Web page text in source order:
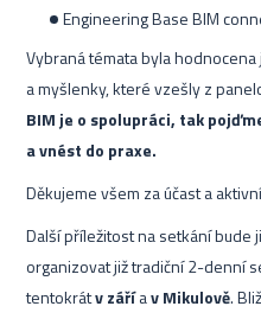
Engineering Base BIM
Vybraná témata byla
a myšlenky, které vzešly z
BIM je o spolupráci, tak
a vnést do praxe.
Děkujeme všem za účast a
Další příležitost na setkání bude
organizovat již tradiční 2-denní
tentokrátv záříav Mikulově.